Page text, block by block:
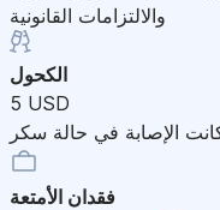
والالتزامات القانونية
الكحول
5 USD
الإصابة في حالة سكر
فقدان الأمتعة